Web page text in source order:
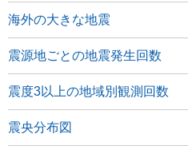
海外の大きな地震
震源地ごとの地震発生回数
震度3以上の地域別観測回数
震央分布図